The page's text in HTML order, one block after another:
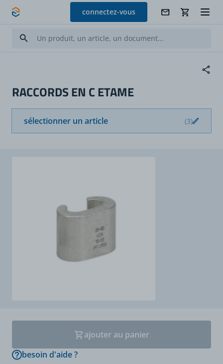
Allez au contenu
connectez-vous
RACCORDS EN C ETAME
sélectionner un article (3)
ajouter au panier
besoin d'aide ?